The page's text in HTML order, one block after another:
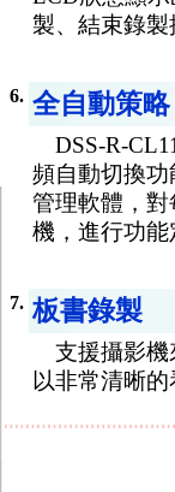
製、結束錄製
6. 全自動策略
DSS-R-
頻自動切換
管理軟體，對
機，進行功
7. 板書錄製
支援攝影機
以非常清晰